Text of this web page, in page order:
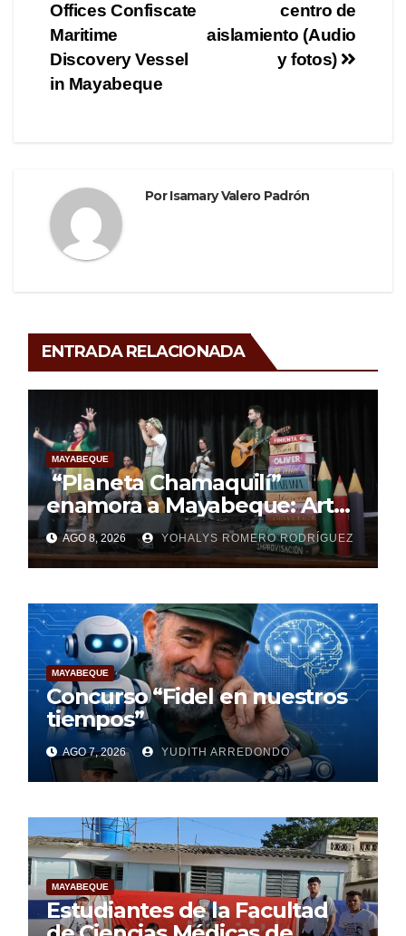
o
k
entradas
centro de
aislamiento (Audio
y fotos)
Offices Confiscate
Maritime
Discovery Vessel
in Mayabeque
PorIsamary Valero Padrón
ENTRADA RELACIONADA
MAYABEQUE
“Planeta Chamaquilí”
enamora a Mayabeque: Arte,
poesía y amor en la Semana
Mundial de la Lactancia
Materna
AGO 8, 2026 YOHALYS ROMERO RODRÍGUEZ
MAYABEQUE
Concurso “Fidel en nuestros
tiempos”
AGO 7, 2026 YUDITH ARREDONDO
MAYABEQUE
Estudiantes de la Facultad